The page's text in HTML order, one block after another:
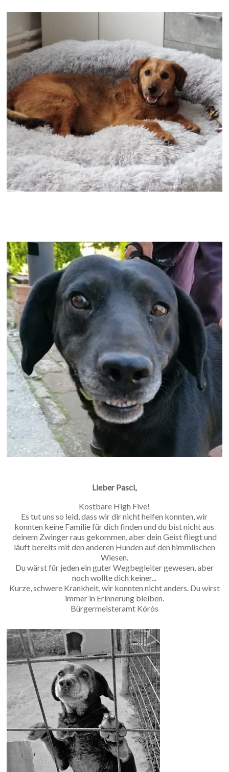
Lieber Pasci,
Kostbare High Five!
Es tut uns so leid, dass wir dir nicht helfen konnten, wir
konnten keine Familie für dich finden und du bist nicht aus
deinem Zwinger raus gekommen, aber dein Geist fliegt und
läuft bereits mit den anderen Hunden auf den himmlischen
Wiesen.
Du wärst für jeden ein guter Wegbegleiter gewesen, aber
noch wollte dich keiner...
Kurze, schwere Krankheit, wir konnten nicht anders. Du wirst
immer in Erinnerung bleiben.
Bürgermeisteramt Kórós